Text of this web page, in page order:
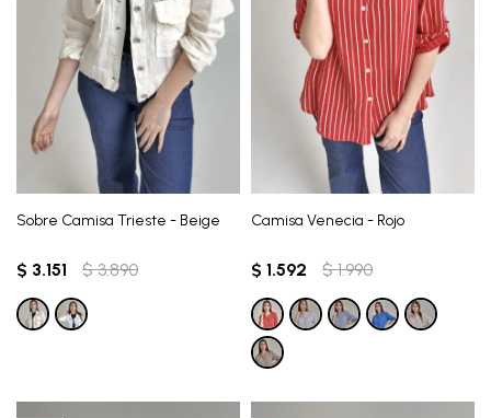
Sobre Camisa Trieste - Beige
$ 3.151 $ 3.890
Camisa Venecia - Rojo
$ 1.592 $ 1.990